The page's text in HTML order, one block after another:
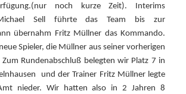
noch kurze Zeit). Interims
Sell führte das Team bis zur
übernahm Fritz Müllner das Kommando.
Spieler, die Müllner aus seiner vorherigen
Zum Rundenabschluß belegten wir Platz 7 in
und der Trainer Fritz Müllner legte
nieder. Wir hatten also in 2 Jahren
8